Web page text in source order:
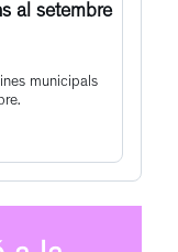
al setembre
municipals